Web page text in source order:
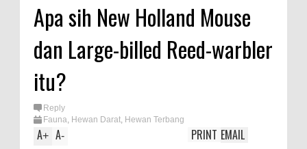
Apa sih New Holland Mouse
dan Large-billed Reed-warbler
itu?
Reply
Fauna, Hewan Darat, Hewan Terbang
A+ A- EMAIL
PRINT